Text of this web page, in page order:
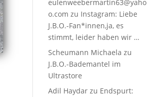
eulenweebermartin63@yaho
o.com zu Instagram: Liebe
J.B.O.-Fan*innen,ja, es
stimmt, leider haben wir …
Scheumann Michaela zu
J.B.O.-Bademantel im
Ultrastore
Adil Haydar zu Endspurt: